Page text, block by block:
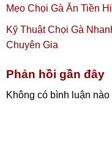
Mẹo Chọi Gà Ăn Tiền
Kỹ Thuật Chọi Gà
Chuyên Gia
Phản hồi gần đây
Không có bình luận nào